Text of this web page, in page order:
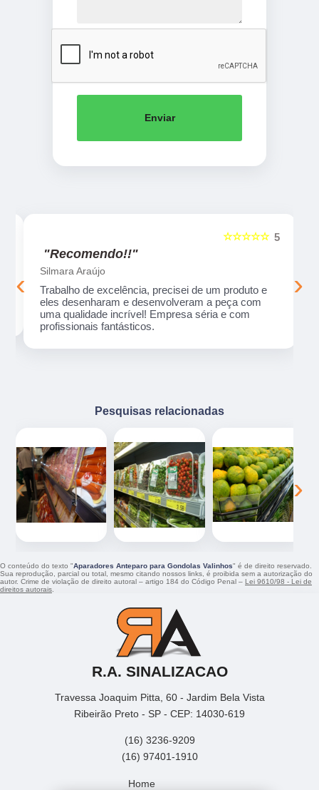
Enviar
5
☆☆☆☆☆
"Recomendo!!"
Duda Máximo
Empresa incrível, material de ótima qualidade,
atendimento humano e muito atencioso! Os
melhores preços! Indico de olhos fechados!
‹ ›
Pesquisas relacionadas
‹ ›
O conteúdo do texto "Aparadores Anteparo para Gondolas Valinhos" é de direito reservado.
Sua reprodução, parcial ou total, mesmo citando nossos links, é proibida sem a autorização do
autor. Crime de violação de direito autoral – artigo 184 do Código Penal – Lei 9610/98 - Lei de
direitos autorais
R.A. SINALIZACAO
Travessa Joaquim Pitta, 60 - Jardim Bela Vista
Ribeirão Preto - SP - CEP: 14030-619
(16) 3236-9209
(16) 97401-1910
Home